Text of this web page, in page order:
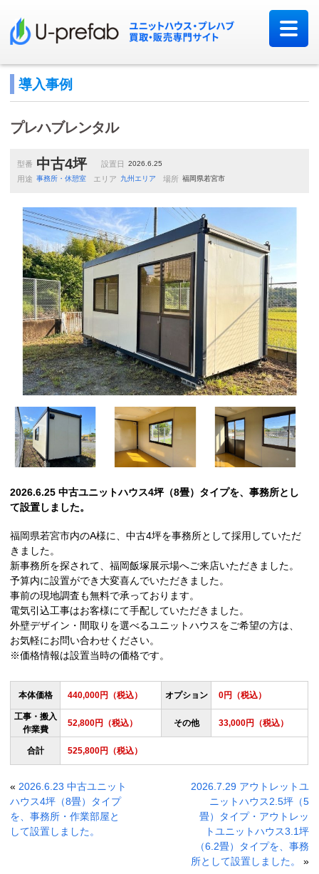
導入事例
プレハブレンタル
型番 中古4坪 設置日 2026.6.25
用途 事務所・休憩室 エリア 九州エリア 場所 福岡県若宮市
2026.6.25 中古ユニットハウス4坪（8畳）タイプを、事務所とし
て設置しました。
福岡県若宮市内のA様に、中古4坪を事務所として採用していただ
きました。
新事務所を探されて、福岡飯塚展示場へご来店いただきました。
予算内に設置ができ大変喜んでいただきました。
事前の現地調査も無料で承っております。
電気引込工事はお客様にて手配していただきました。
外壁デザイン・間取りを選べるユニットハウスをご希望の方は、
お気軽にお問い合わせください。
※価格情報は設置当時の価格です。
本体価格 440,000円（税込） オプション 0円（税込）
工事・搬入
作業費
52,800円（税込） その他 33,000円（税込）
合計 525,800円（税込）
« 2026.6.23 中古ユニット
ハウス4坪（8畳）タイプ
を、事務所・作業部屋と
して設置しました。
2026.7.29 アウトレットユ
ニットハウス2.5坪（5
畳）タイプ・アウトレッ
トユニットハウス3.1坪
（6.2畳）タイプを、事務
所として設置しました。
»